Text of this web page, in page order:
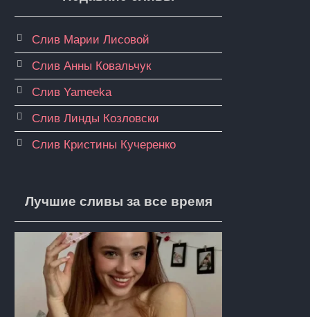
Слив Марии Лисовой
Слив Анны Ковальчук
Слив Yameeka
Слив Линды Козловски
Слив Кристины Кучеренко
Лучшие сливы за все время